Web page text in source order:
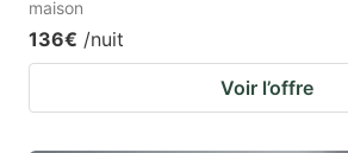
maison
136€ /nuit
Voir l’offre